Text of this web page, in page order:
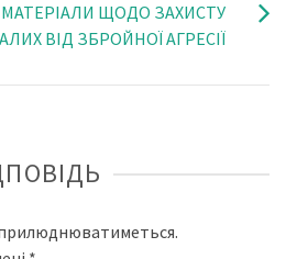
ЩОДО ЗАХИСТУ
ВІД ЗБРОЙНОЇ АГРЕСІЇ